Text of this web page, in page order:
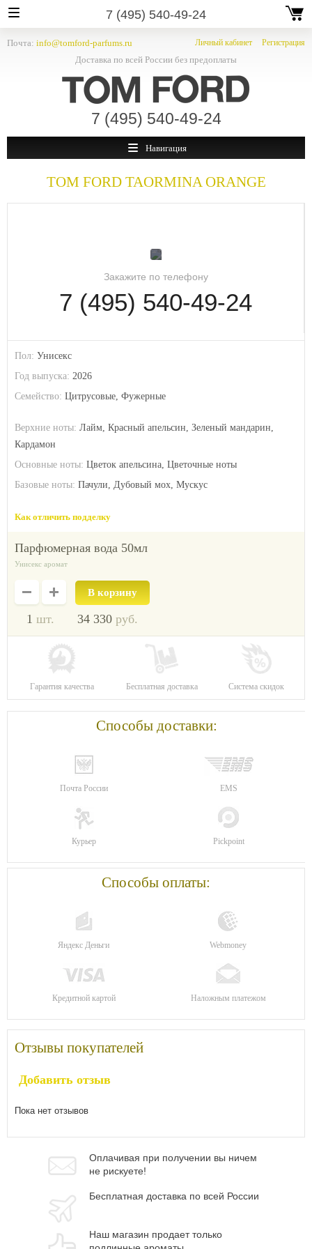
7 (495) 540-49-24
Почта: info@tomford-parfums.ru
Доставка по всей России без предоплаты
Личный кабинет Регистрация
7 (495) 540-49-24
Навигация
TOM FORDTAORMINA ORANGE
Закажите по телефону
7 (495) 540-49-24
Как отличить подделку
Пол: Унисекс
Год выпуска: 2026
Семейство: Цитрусовые, Фужерные
Верхние ноты: Лайм, Красный апельсин, Зеленый мандарин,
Кардамон
Основные ноты: Цветок апельсина, Цветочные ноты
Базовые ноты: Пачули, Дубовый мох, Мускус
парфюмерная вода 50мл
Унисекс аромат
1 шт. 34 330 руб.
Гарантия качества Бесплатная доставка Система скидок
Способы доставки:
Почта России EMS
Курьер Pickpoint
Способы оплаты:
Яндекс Деньги Webmoney
Кредитной картой Наложным платежом
Отзывы покупателей
Добавить отзыв
Пока нет отзывов
Оплачивая при получении вы ничем
не рискуете!
Бесплатная доставка по всей России
Наш магазин продает только